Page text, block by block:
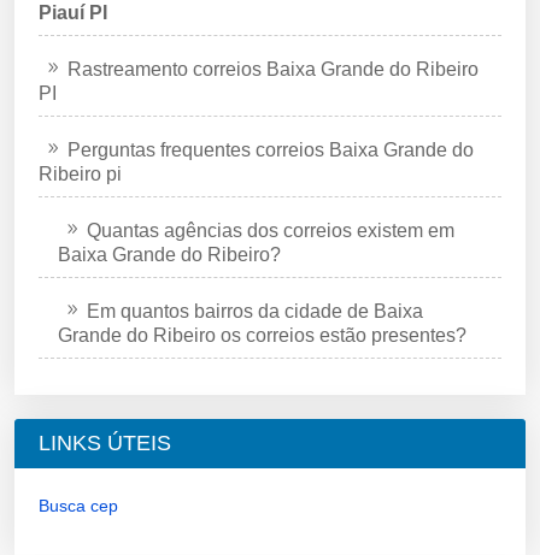
Piauí PI
Rastreamento correios Baixa Grande do Ribeiro
PI
Perguntas frequentes correios Baixa Grande do
Ribeiro pi
Quantas agências dos correios existem em
Baixa Grande do Ribeiro?
Em quantos bairros da cidade de Baixa
Grande do Ribeiro os correios estão presentes?
LINKS ÚTEIS
Busca cep